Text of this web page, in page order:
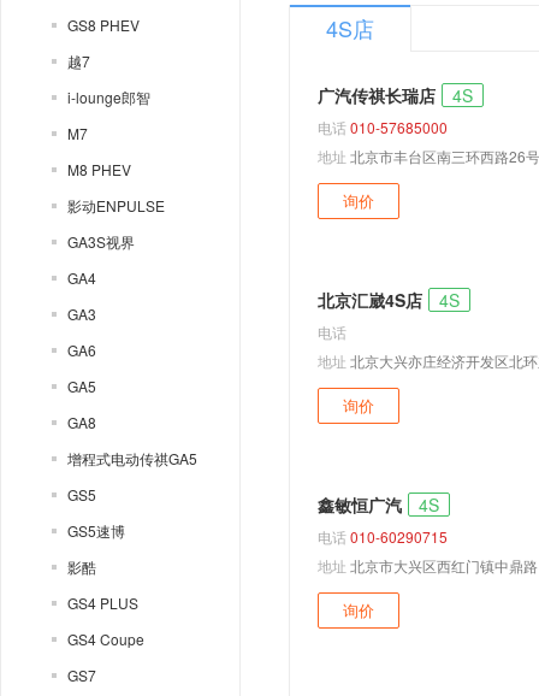
GS8 PHEV
越7
i-lounge郎智
M7
M8 PHEV
影动ENPULSE
GA3S视界
GA4
GA3
GA6
GA5
GA8
增程式电动传祺GA5
GS5
GS5速博
影酷
GS4 PLUS
GS4 Coupe
GS7
4S店
广汽传祺长瑞店 4S
电话010-57685000
地址 北京市丰台区南三环西路26
询价
北京汇崴4S店 4S
电话
地址 北京大兴亦庄经济开发区北
询价
鑫敏恒广汽 4S
电话010-60290715
地址 北京市大兴区西红门镇中鼎
询价